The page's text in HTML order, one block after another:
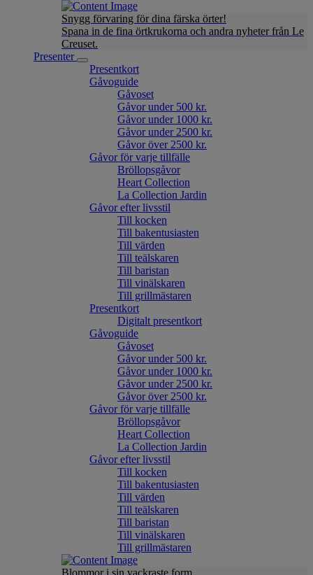
Snygg förvaring för dina färska örter!
Spana in de fina örtkrukorna och andra nyheter från Le
Creuset.
Presenter
Presentkort
Gåvoguide
Gåvoset
Gåvor under 500 kr.
Gåvor under 1000 kr.
Gåvor under 2500 kr.
Gåvor över 2500 kr.
Gåvor för varje tillfälle
Bröllopsgåvor
Heart Collection
La Collection Jardin
Gåvor efter livsstil
Till kocken
Till bakentusiasten
Till värden
Till teälskaren
Till baristan
Till vinälskaren
Till grillmästaren
Presentkort
Digitalt presentkort
Gåvoguide
Gåvoset
Gåvor under 500 kr.
Gåvor under 1000 kr.
Gåvor under 2500 kr.
Gåvor över 2500 kr.
Gåvor för varje tillfälle
Bröllopsgåvor
Heart Collection
La Collection Jardin
Gåvor efter livsstil
Till kocken
Till bakentusiasten
Till värden
Till teälskaren
Till baristan
Till vinälskaren
Till grillmästaren
Blommor i sin vackraste form